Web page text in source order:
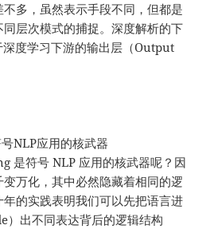
多，虽然表示手段不同，但都是
层次模式的捕捉。深度解析的下
度学习下游的输出层（Output
NLP应用的核武器
是符号 NLP 应用的核武器呢？因
万化，其中必然隐藏着相同的逻
的实践表明我们可以先把语言进
）出不同表达背后的逻辑结构